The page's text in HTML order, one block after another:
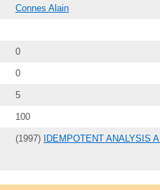
Connes Alain
0
0
5
100
(1997) IDEMPOTENT ANALYSIS